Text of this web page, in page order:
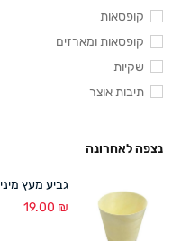
קופסאות
קופסאות ומארזים
שקיות
תיבות אוצר
נצפה לאחרונה
גביע מעץ מיני 6/4.5 ס"מ (50 יח')
19.00 ₪